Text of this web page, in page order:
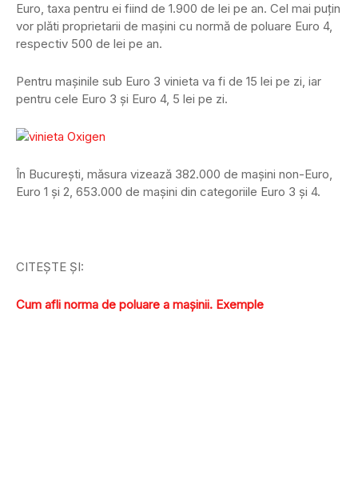
Euro, taxa pentru ei fiind de 1.900 de lei pe an. Cel mai puţin
vor plăti proprietarii de maşini cu normă de poluare Euro 4,
respectiv 500 de lei pe an.
Pentru maşinile sub Euro 3 vinieta va fi de 15 lei pe zi, iar
pentru cele Euro 3 şi Euro 4, 5 lei pe zi.
În Bucureşti, măsura vizează 382.000 de maşini non-Euro,
Euro 1 şi 2, 653.000 de maşini din categoriile Euro 3 şi 4.
CITEŞTE ŞI:
Cum afli norma de poluare a maşinii. Exemple